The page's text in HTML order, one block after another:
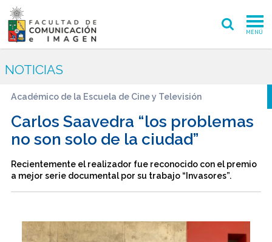
MENÚ
POSTGRADO
INVESTIGACIÓN CREACIÓN
EXTENSIÓN
ADMISIÓN
NOTICIAS
Académico de la Escuela de Cine y Televisión
Carlos Saavedra “los problemas
no son solo de la ciudad”
Recientemente el realizador fue reconocido con el premio
a mejor serie documental por su trabajo “Invasores”.